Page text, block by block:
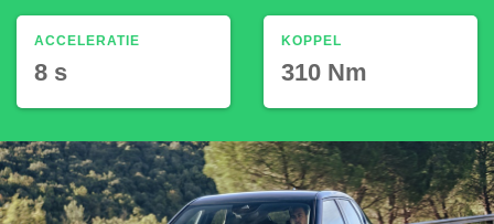
ACCELERATIE
8 s
KOPPEL
310 Nm